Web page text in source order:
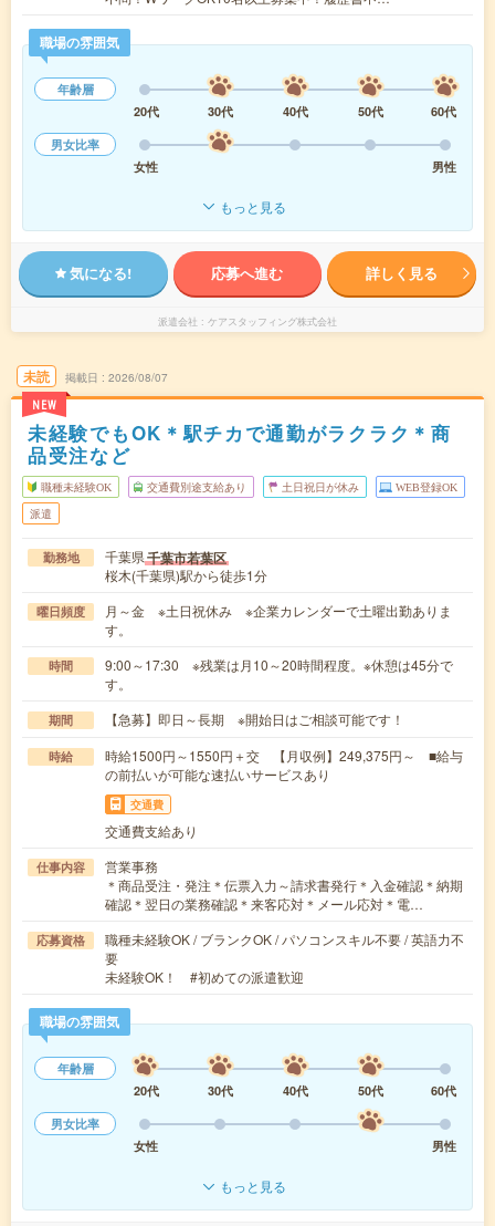
職場の雰囲気
年齢層
20代
30代 40代 50代
60代
男女比率
女性
男性
もっと見る
気になる! 応募へ進む 詳しく見る
派遣会社 ケアスタッフィング株式会社
未読
NEW
掲載日 2026/08/07
未経験でもOK＊駅チカで通勤がラクラク＊商
品受注など
職種未経験OK 交通費別途支給あり 土日祝日が休み WEB登録OK
派遣
勤務地 千葉県千葉市若葉区
桜木(千葉県)駅から徒歩1分
曜日頻度
月～金 ※土日祝休み ※企業カレンダーで土曜出勤ありま
す。
時間
9:00～17:30 ※残業は月10～20時間程度。※休憩は45分で
す。
期間 【急募】即日～長期 ※開始日はご相談可能です！
時給
時給1500円～1550円＋交 【月収例】249,375円～ ■給与
の前払いが可能な速払いサービスあり
交通費
交通費支給あり
仕事内容
営業事務
＊商品受注・発注＊伝票入力～請求書発行＊入金確認＊納期
確認＊翌日の業務確認＊来客応対＊メール応対＊電…
応募資格
職種未経験OK / ブランクOK / パソコンスキル不要 / 英語力不
要
未経験OK！ #初めての派遣歓迎
職場の雰囲気
年齢層
20代
30代 40代 50代
60代
男女比率
女性
男性
もっと見る